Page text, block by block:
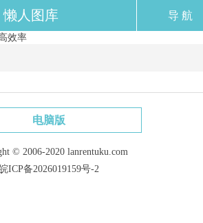
懒人图库 导 航
效率
电脑版
© 2006-2020 lanrentuku.com
ICP备2026019159号-2